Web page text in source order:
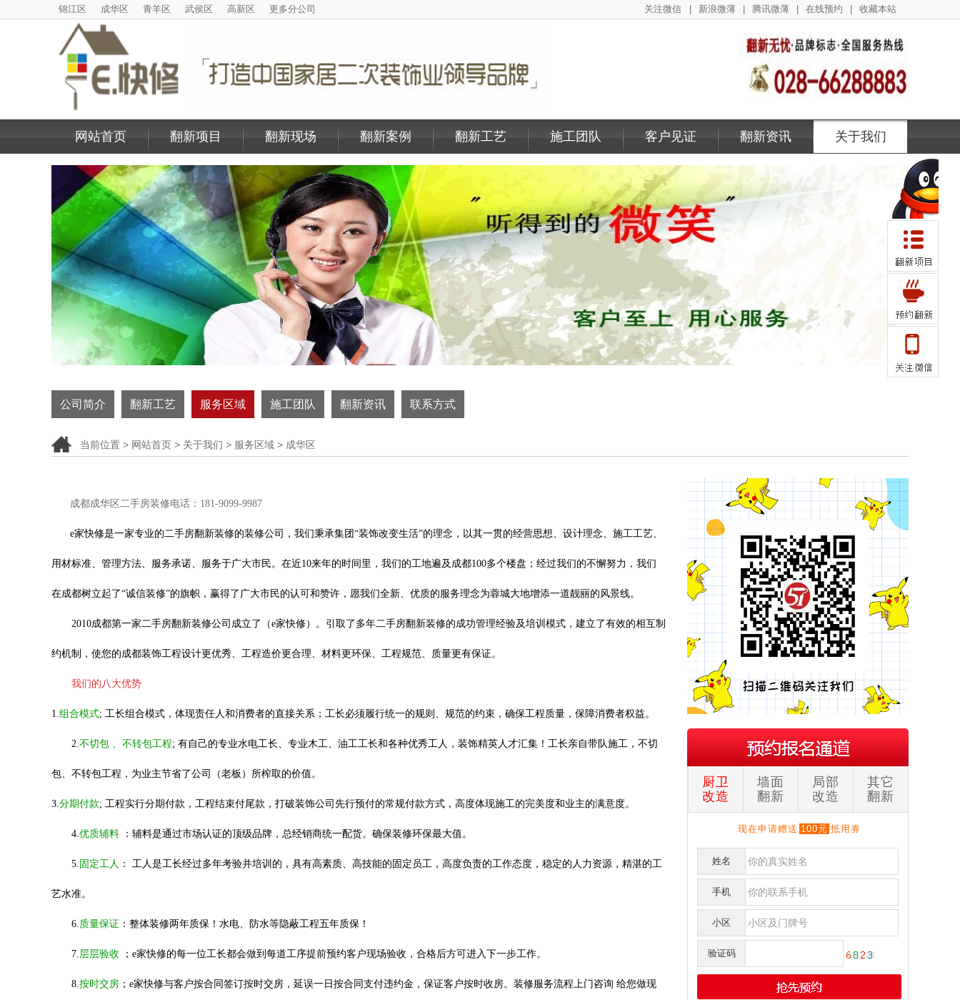
锦江区 成华区 青羊区 武侯区 高新区 更多分公司 关注微信 新浪微薄 腾讯微薄 在线预约 收藏本站
网站首页 翻新项目 翻新现场 翻新案例 翻新工艺 施工团队 客户见证 翻新资讯 关于我们
公司简介 翻新工艺 服务区域 施工团队 翻新资讯 联系方式
当前位置 > 网站首页 > 关于我们 > 服务区域 > 成华区
成都成华 区二手房装修电话： 181-9099-9987
e家快修是一家专业的二手房翻新装修的装修公司 ，我们秉承集团 “装饰改变生活”的理念，以其一贯的经营思想、设计理念、施工工艺、
用材标准、管理方法、服务承诺、服务于广大市民。在近10来年的时间里，我们的工地遍及成都100多个楼盘；经过我们的不懈努力，我们
在成都树立起了“诚信装修”的旗帜，赢得了广大市民的认可和赞许，愿我们全新、优质的服务理念为蓉城大地增添一道靓丽的风景线。
2010成都第一家二手房翻新装修公司 成立了（e家快修）。 引取了多年二手房翻新装修的成功管理经验及培训模式，建立了有效的相互制
约机制，使您的成都装饰工程设计更优秀、工程造价更合理、材料更环保、工程规范、质量更有保证。
我们的八大优势
1.组合模式; 工长组合模式，体现责任人和消费者的直接关系；工长必须履行统一的规则、规范的约束，确保工程质量，保障消费者权益。
2.不切包 、不转包工程; 有自己的专业水电工长、专业木工、油工工长和各种优秀工人，装饰精英人才汇集！工长亲自带队施工，不切
包、不转包工程，为业主节省了公司（老板）所榨取的价值。
3.分期付款; 工程实行分期付款，工程结束付尾款，打破装饰公司先行预付的常规付款方式，高度体现施工的完美度和业主的满意度。
4.优质辅料 ：辅料是通过市场认证的顶级品牌，总经销商统一配货。确保装修环保最大值。
5. 固定工人 ： 工人是工长经过多年考验并培训的，具有高素质、高技能的固定员工，高度负责的工作态度，稳定的人力资源，精湛的工
艺水准。
6.质量保证 ：整体装修两年质保！水电、防水等隐蔽工程五年质保！
7.层层验收 ；e家快修的每一位工长都会做到每道工序提前预约客户现场验收，合格后方可进入下一步工作。
8.按时交房 ；e家快修与客户按合同签订按时交房，延误一日按合同支付违约金，保证客户按时收房。装修服务流程上门咨询 给您做现
厨卫
改造
墙面
翻新
局部
改造
其它
翻新
现在申请赠送 100元 抵用券
姓名
手机
小区
验证码
151****017
李** 奥克斯广场写字楼 152****219
明**